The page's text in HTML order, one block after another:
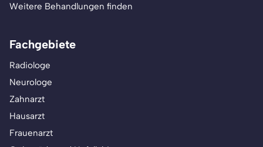
Weitere Behandlungen finden
Fachgebiete
Radiologe
Neurologe
Zahnarzt
Hausarzt
Frauenarzt